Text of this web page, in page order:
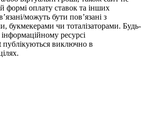
формі оплату ставок та інших
можуть бути пов’язані з
букмекерами чи тоталізаторами. Будь-
інформаційному ресурсі
публікуються виключно в